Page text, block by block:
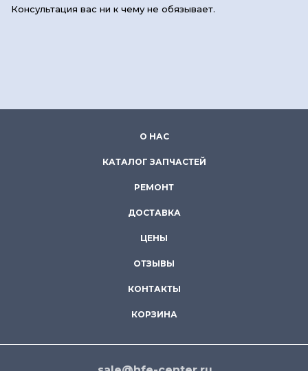
Консультация вас ни к чему не обязывает.
О НАС
КАТАЛОГ ЗАПЧАСТЕЙ
РЕМОНТ
ДОСТАВКА
ЦЕНЫ
ОТЗЫВЫ
КОНТАКТЫ
КОРЗИНА